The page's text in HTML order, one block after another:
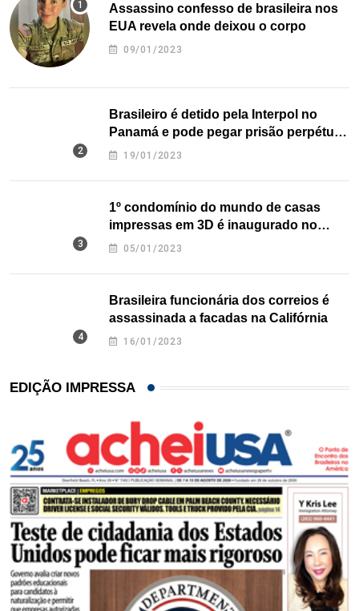
Assassino confesso de brasileira nos
EUA revela onde deixou o corpo
09/01/2023
Brasileiro é detido pela Interpol no
Panamá e pode pegar prisão perpétua
nos EUA
19/01/2023
1º condomínio do mundo de casas
impressas em 3D é inaugurado no
Texas
05/01/2023
Brasileira funcionária dos correios é
assassinada a facadas na Califórnia
16/01/2023
EDIÇÃO IMPRESSA